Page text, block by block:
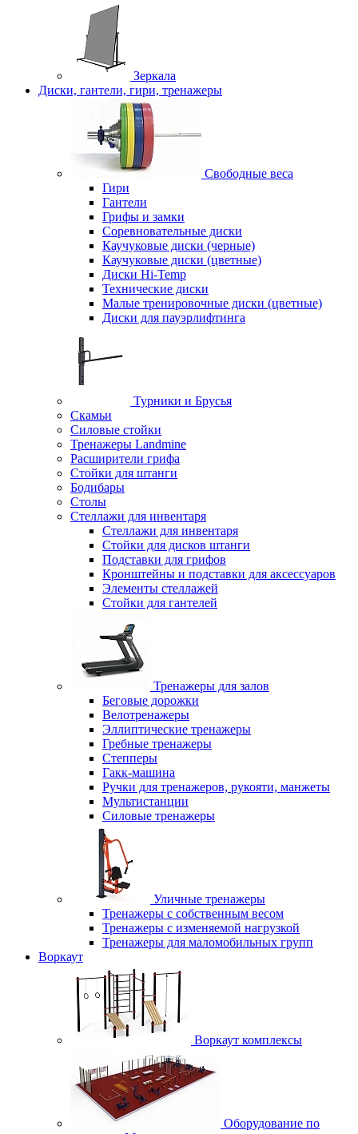
Зеркала
Диски, гантели, гири, тренажеры
Свободные веса
Гири
Гантели
Грифы и замки
Соревновательные диски
Каучуковые диски (черные)
Каучуковые диски (цветные)
Диски Hi-Temp
Технические диски
Малые тренировочные диски (цветные)
Диски для пауэрлифтинга
Турники и Брусья
Скамьи
Силовые стойки
Тренажеры Landmine
Расширители грифа
Стойки для штанги
Бодибары
Столы
Стеллажи для инвентаря
Стеллажи для инвентаря
Стойки для дисков штанги
Подставки для грифов
Кронштейны и подставки для аксессуаров
Элементы стеллажей
Стойки для гантелей
Тренажеры для залов
Беговые дорожки
Велотренажеры
Эллиптические тренажеры
Гребные тренажеры
Степперы
Гакк-машина
Ручки для тренажеров, рукояти, манжеты
Мультистанции
Силовые тренажеры
Уличные тренажеры
Тренажеры с собственным весом
Тренажеры с изменяемой нагрузкой
Тренажеры для маломобильных групп
Воркаут
Воркаут комплексы
Оборудование по